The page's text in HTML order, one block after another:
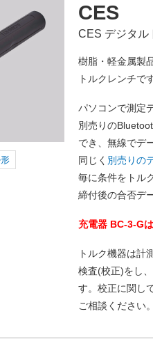
CES
CES デジタル
樹脂・軽金属製
トルクレンチで
パソコンで測定
別売りの
でき、無線でデ
同じく 別売りの
毎に条件をトル
締付後の合否デ
充電器 BC-3-G
トルク機器は計
検査(校正)をし
す。校正に関し
ご相談ください